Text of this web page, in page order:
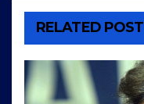
RELATED POST